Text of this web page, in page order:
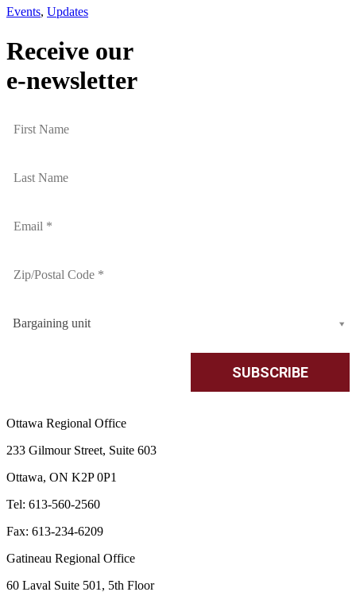
Events, Updates
Receive our
e-newsletter
Bargaining unit
Ottawa Regional Office
233 Gilmour Street, Suite 603
Ottawa, ON K2P 0P1
Tel: 613-560-2560
Fax: 613-234-6209
Gatineau Regional Office
60 Laval Suite 501, 5th Floor